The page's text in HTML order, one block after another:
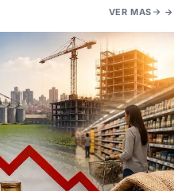
VER MAS